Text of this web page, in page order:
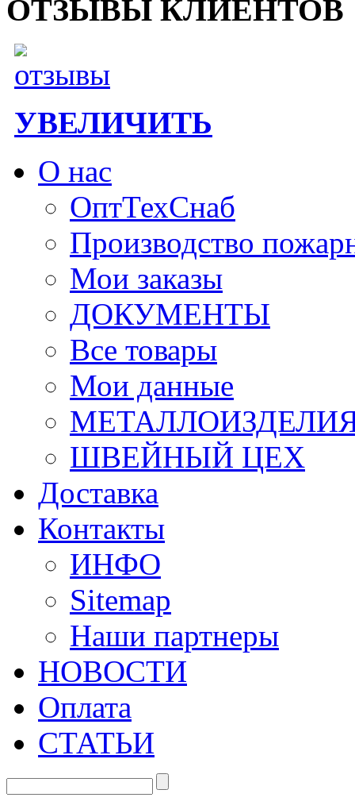
ОТЗЫВЫ КЛИЕНТОВ
УВЕЛИЧИТЬ
О нас
ОптТехСнаб
Производство
Мои заказы
ДОКУМЕНТЫ
Все товары
Мои данные
ШВЕЙНЫЙ ЦЕХ
Доставка
Контакты
ИНФО
Sitemap
Наши партнеры
НОВОСТИ
Оплата
СТАТЬИ